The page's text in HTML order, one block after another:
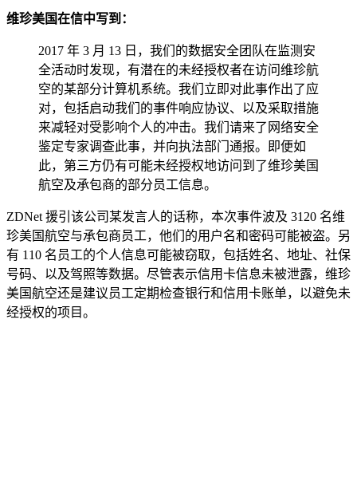
维珍美国在信中写到：
2017 年 3 月 13 日，我们的数据安全团队在监测安
全活动时发现，有潜在的未经授权者在访问维珍航
空的某部分计算机系统。我们立即对此事作出了应
对，包括启动我们的事件响应协议、以及采取措施
来减轻对受影响个人的冲击。我们请来了网络安全
鉴定专家调查此事，并向执法部门通报。即便如
此，第三方仍有可能未经授权地访问到了维珍美国
航空及承包商的部分员工信息。
ZDNet 援引该公司某发言人的话称，本次事件波及 3120 名维
珍美国航空与承包商员工，他们的用户名和密码可能被盗。另
有 110 名员工的个人信息可能被窃取，包括姓名、地址、社保
号码、以及驾照等数据。尽管表示信用卡信息未被泄露，维珍
美国航空还是建议员工定期检查银行和信用卡账单，以避免未
经授权的项目。